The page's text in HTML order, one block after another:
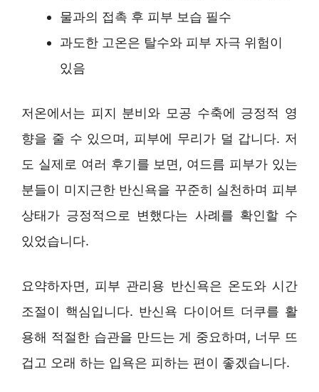
물과의 접촉 후 피부 보습 필수
과도한 고온은 탈수와 피부 자극 위험이
있음
저온에서는 피지 분비와 모공 수축에 긍정적 영
향을 줄 수 있으며, 피부에 무리가 덜 갑니다. 저
도 실제로 여러 후기를 보면, 여드름 피부가 있는
분들이 미지근한 반신욕을 꾸준히 실천하며 피부
상태가 긍정적으로 변했다는 사례를 확인할 수
있었습니다.
요약하자면, 피부 관리용 반신욕은 온도와 시간
조절이 핵심입니다. 반신욕 다이어트 더쿠를 활
용해 적절한 습관을 만드는 게 중요하며, 너무 뜨
겁고 오래 하는 입욕은 피하는 편이 좋겠습니다.